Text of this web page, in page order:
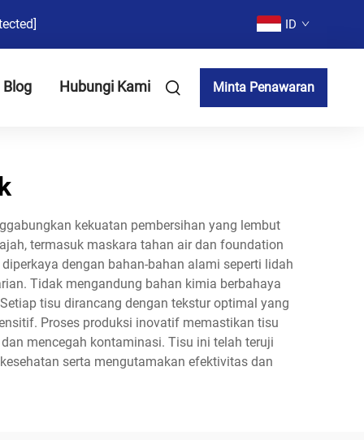
ID
Blog Hubungi Kami Minta Penawaran
kekuatan pembersihan yang lembut
termasuk maskara tahan air dan foundation
dengan bahan-bahan alami seperti lidah
Tidak mengandung bahan kimia berbahaya
tisu dirancang dengan tekstur optimal yang
Proses produksi inovatif memastikan tisu
mencegah kontaminasi. Tisu ini telah teruji
serta mengutamakan efektivitas dan